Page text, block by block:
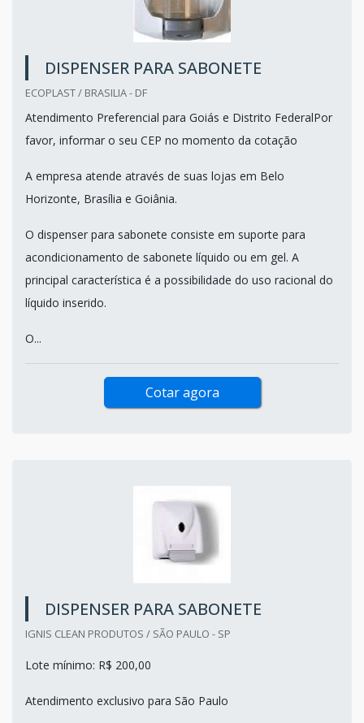
DISPENSER PARA SABONETE
ECOPLAST / BRASILIA - DF
Atendimento Preferencial para Goiás e Distrito FederalPor
favor, informar o seu CEP no momento da cotação
A empresa atende através de suas lojas em Belo
Horizonte, Brasília e Goiânia.
O dispenser para sabonete consiste em suporte para
acondicionamento de sabonete líquido ou em gel. A
principal característica é a possibilidade do uso racional do
líquido inserido.
O...
Cotar agora
DISPENSER PARA SABONETE
IGNIS CLEAN PRODUTOS / SÃO PAULO - SP
Lote mínimo: R$ 200,00
Atendimento exclusivo para São Paulo